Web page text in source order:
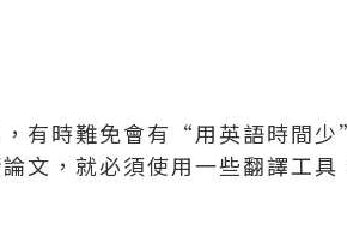
有時難免會有“用英語時間
文，就必須使用一些翻譯工